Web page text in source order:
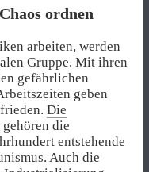
ordnen
arbeiten, werden
Gruppe. Mit ihren
gefährlichen
geben
Die
gehören die
entstehende
Auch die